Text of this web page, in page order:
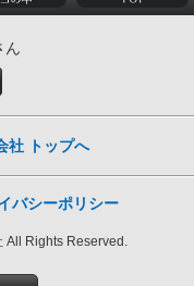
ん
社 トップへ
バシーポリシー
Rights Reserved.